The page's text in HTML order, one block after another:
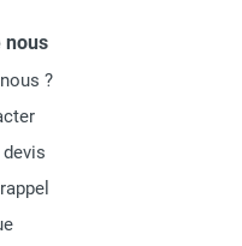
nous
?